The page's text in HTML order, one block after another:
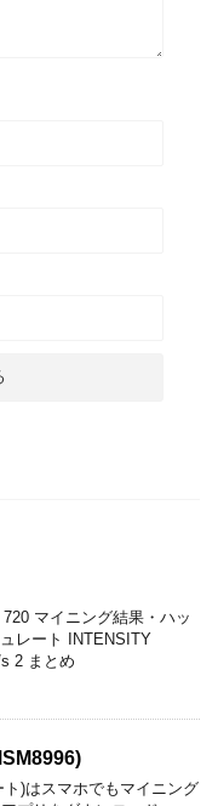
マイニング結果・ハッ
レート INTENSITY
2 まとめ
)はスマホでもマイニング